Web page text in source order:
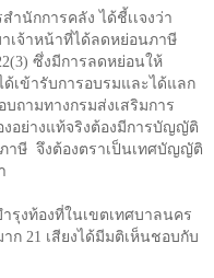
ำนักการคลัง ได้ชี้เเจงว่า
เจ้าหน้าที่ได้ลดหย่อนภาษี
ซึ่งมีการลดหย่อนให้
ด้เข้ารับการอบรมและได้แลก
ถามทางกรมส่งเสริมการ
อย่างแท้จริงต้องมีการบัญญัติ
าษี จึงต้องตราเป็นเทศบัญญัติ
รุงท้องที่ในเขตเทศบาลนคร
าก 21 เสียงได้มีมติเห็นชอบกับ